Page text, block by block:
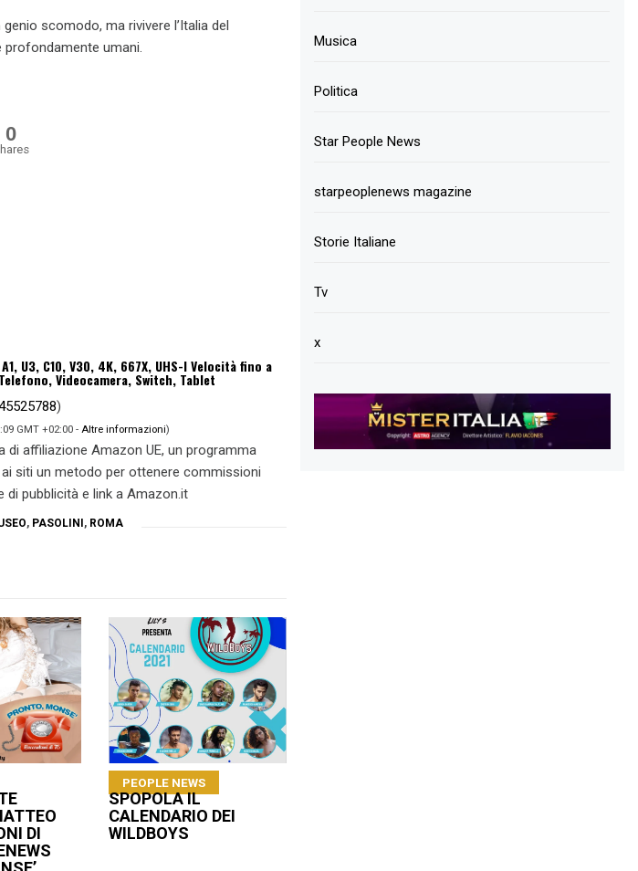
scomodo, ma rivivere l’Italia del
umani.
0
U3, C10, V30, 4K, 667X, UHS-I Velocità fino a
Videocamera, Switch, Tablet
)
GMT +02:00 - Altre informazioni)
affiliazione Amazon UE, un programma
siti un metodo per ottenere commissioni
di pubblicità e link a Amazon.it
, PASOLINI , ROMA
DI
PEOPLE NEWS
SPOPOLA IL
CALENDARIO DEI
WILDBOYS
Musica
Politica
Star People News
starpeoplenews magazine
Storie Italiane
Tv
x